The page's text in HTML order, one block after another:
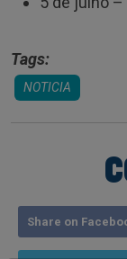
Tags:
NOTICIA
Share on